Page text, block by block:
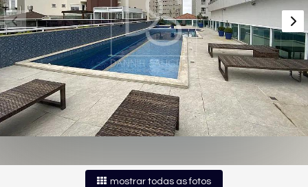
mostrar todas as fotos